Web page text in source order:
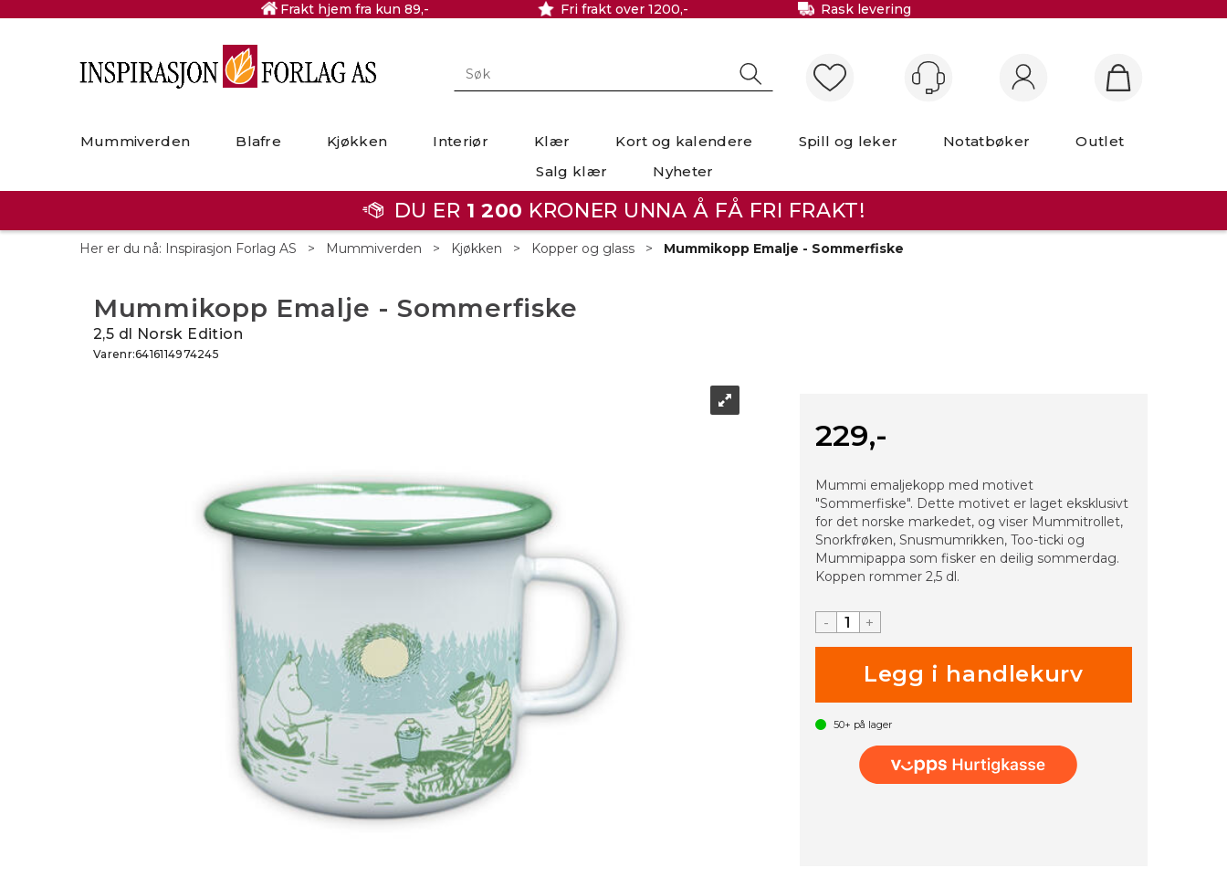
Frakt hjem fra kun 89,- Fri frakt over 1200,- Rask levering
Mummiverden Blafre Kjøkken Interiør Klær Kort og kalendere Spill og leker Notatbøker
Outlet
Salg klær
Nyheter
DU ER 1 200 KRONER UNNA Å FÅ FRI FRAKT!
Her er du nå: Inspirasjon Forlag AS > Mummiverden > Kjøkken > Kopper og glass > Mummikopp Emalje - Sommerfiske
Mummikopp Emalje - Sommerfiske
2,5 dl Norsk Edition
Varenr:6416114974245
229,-
Mummi emaljekopp med motivet
"Sommerfiske". Dette motivet er laget eksklusivt
for det norske markedet, og viser Mummitrollet,
Snorkfrøken, Snusmumrikken, Too-ticki og
Mummipappa som fisker en deilig sommerdag.
Koppen rommer 2,5 dl.
- +
50+ på lager